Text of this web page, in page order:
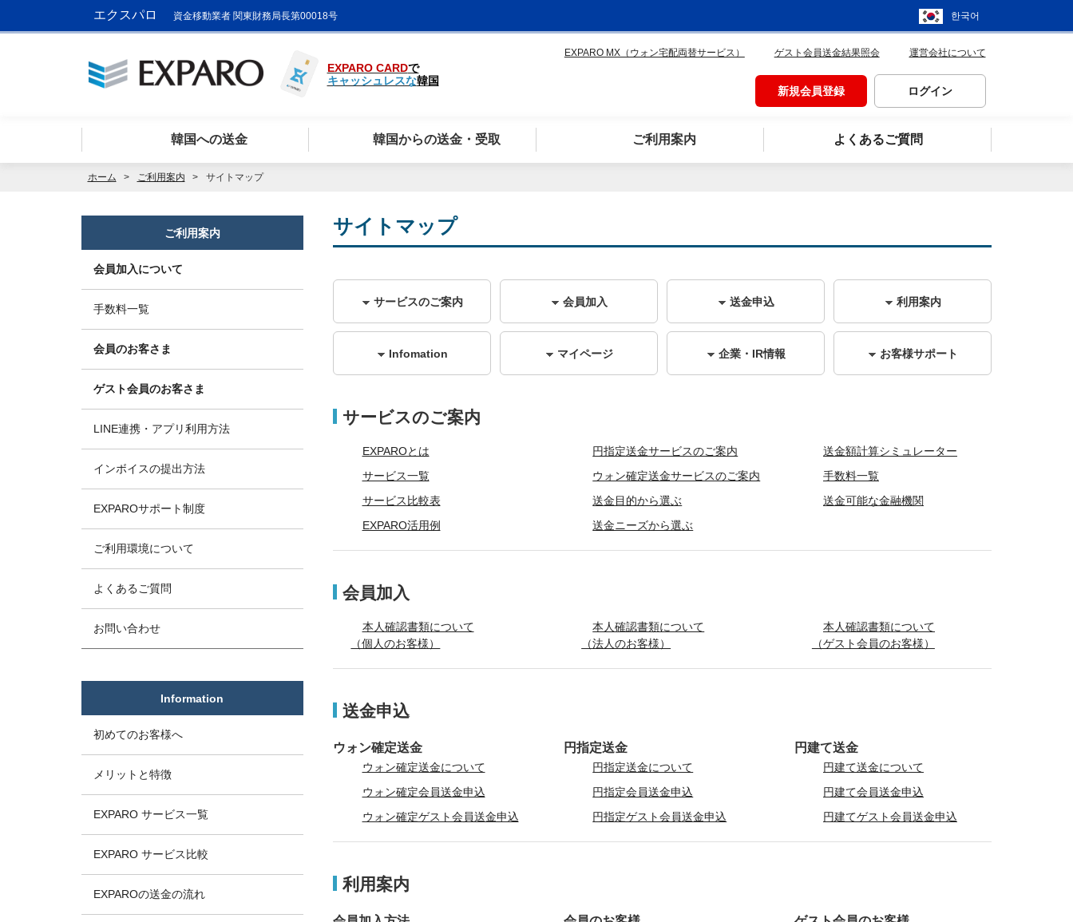
エクスパロ 資金移動業者 関東財務局長第00018号 한국어
EXPARO CARDで
キャッシュレスな韓国
EXPARO MX（ウォン宅配両替サービス） ゲスト会員送金結果照会 運営会社について
新規会員登録 ログイン
韓国への送金 韓国からの送金・受取 ご利用案内 よくあるご質問
ホーム ご利用案内 サイトマップ
サイトマップ
サービスのご案内 会員加入 送金申込 利用案内
Infomation マイページ 企業・IR情報 お客様サポート
サービスのご案内
EXPAROとは
サービス一覧
サービス比較表
EXPARO活用例
円指定送金サービスのご案内
ウォン確定送金サービスのご案内
送金目的から選ぶ
送金ニーズから選ぶ
送金額計算シミュレーター
手数料一覧
送金可能な金融機関
会員加入
本人確認書類について
（個人のお客様）
本人確認書類について
（法人のお客様）
本人確認書類について
（ゲスト会員のお客様）
送金申込
ウォン確定送金
ウォン確定送金について
ウォン確定会員送金申込
ウォン確定ゲスト会員送金申込
円指定送金
円指定送金について
円指定会員送金申込
円指定ゲスト会員送金申込
円建て送金
円建て送金について
円建て会員送金申込
円建てゲスト会員送金申込
利用案内
ご利用案内
会員加入について
手数料一覧
会員のお客さま
ゲスト会員のお客さま
LINE連携・アプリ利用方法
インボイスの提出方法
EXPAROサポート制度
ご利用環境について
よくあるご質問
お問い合わせ
Information
初めてのお客様へ
メリットと特徴
EXPARO サービス一覧
EXPARO サービス比較
EXPAROの送金の流れ